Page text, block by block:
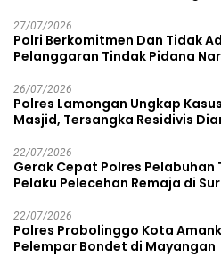
27/07/2026
Polri Berkomitmen Dan Tidak
Pelanggaran Tindak Pidana
26/07/2026
Polres Lamongan Ungkap
Masjid, Tersangka Residivis
22/07/2026
Gerak Cepat Polres Pelabuhan
Pelaku Pelecehan Remaja di
22/07/2026
Polres Probolinggo Kota
Pelempar Bondet di Mayangan